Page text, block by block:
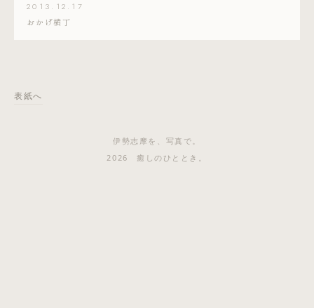
2013.12.17
おかげ横丁
表紙へ
伊勢志摩を、写真で。
2026 癒しのひととき。